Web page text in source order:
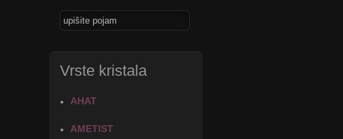
Vrste kristala
AHAT
AMETIST